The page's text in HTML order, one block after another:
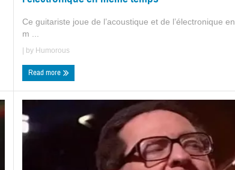
Ce guitariste joue de l’acoustique et de l’électronique en
m ...
| by Humorous
Read more